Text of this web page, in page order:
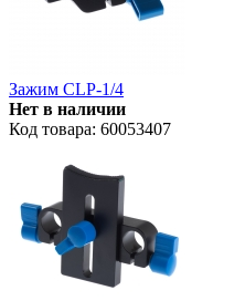
Зажим CLP-1/4
Нет в наличии
Код товара: 60053407